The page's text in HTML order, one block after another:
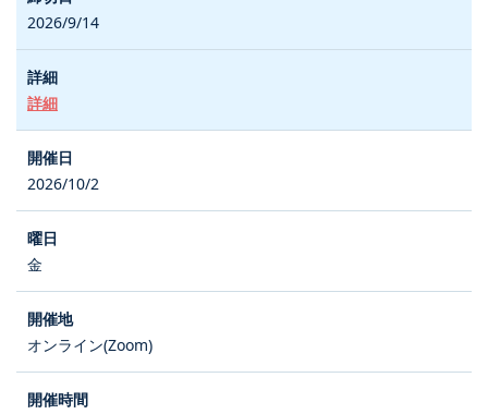
2026/9/14
詳細
2026/10/2
金
オンライン(Zoom)